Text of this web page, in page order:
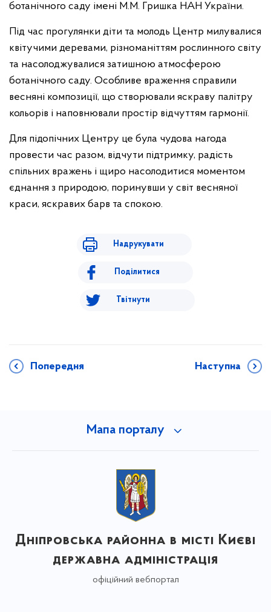
ботанічного саду імені М.М. Гришка НАН України.
Під час прогулянки діти та молодь Центр милувалися
квітучими деревами, різноманіттям рослинного світу
та насолоджувалися затишною атмосферою
ботанічного саду. Особливе враження справили
весняні композиції, що створювали яскраву палітру
кольорів і наповнювали простір відчуттям гармонії.
Для підопічних Центру це була чудова нагода
провести час разом, відчути підтримку, радість
спільних вражень і щиро насолодитися моментом
єднання з природою, поринувши у світ весняної
краси, яскравих барв та спокою.
Надрукувати
Поділитися
Твітнути
Попередня Наступна
Мапа порталу
Дніпровська районна в місті Києві
державна адміністрація
офіційний вебпортал